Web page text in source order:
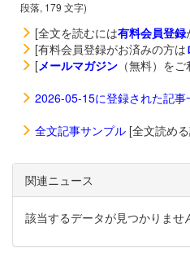
段落, 179 文字)
[全文を読むには有料会員登録
[有料会員登録がお済みの方は
[メールマガジン （無料）を
2026-05-15に登録された記事
全文記事サンプル [全文読め
関連ニュース
該当するデータが見つかりませ